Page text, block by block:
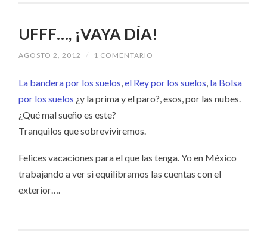
UFFF…, ¡VAYA DÍA!
AGOSTO 2, 2012 / 1 COMENTARIO
La bandera por los suelos,el Rey por los suelos, la Bolsa
por los suelos ¿y la prima y el paro?, esos, por las nubes.
¿Qué mal sueño es este?
Tranquilos que sobreviviremos.
Felices vacaciones para el que las tenga. Yo en México
trabajando a ver si equilibramos las cuentas con el
exterior….